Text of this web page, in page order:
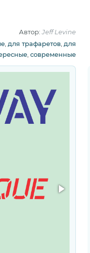
Автор:Jeff Levine
для трафаретов для
современные